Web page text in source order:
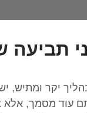
תביעה
יקר ומתיש,
עוד מסמך,